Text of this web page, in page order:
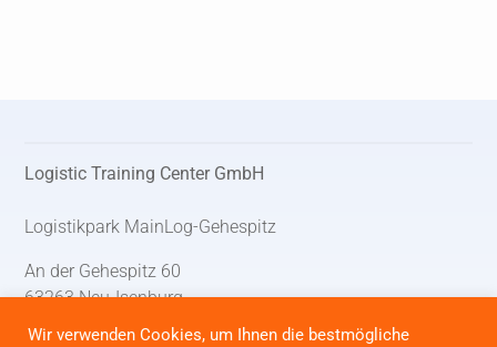
Logistic Training Center GmbH
Logistikpark MainLog-Gehespitz
An der Gehespitz 60
63263 Neu-Isenburg
Telefon: + 49 (0) 6102 / 882 70 11
Wir verwenden Cookies, um Ihnen die bestmögliche